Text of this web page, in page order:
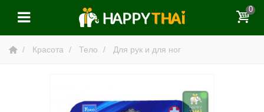
0
Красота Тело Для рук и для ног